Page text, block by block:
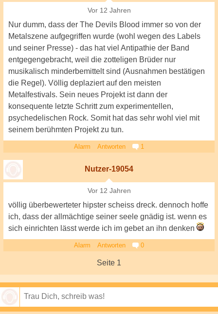
Vor 12 Jahren
Nur dumm, dass der The Devils Blood immer so von der
Metalszene aufgegriffen wurde (wohl wegen des Labels
und seiner Presse) - das hat viel Antipathie der Band
entgegengebracht, weil die zotteligen Brüder nur
musikalisch minderbemittelt sind (Ausnahmen bestätigen
die Regel). Völlig deplaziert auf den meisten
Metalfestivals. Sein neues Projekt ist dann der
konsequente letzte Schritt zum experimentellen,
psychedelischen Rock. Somit hat das sehr wohl viel mit
seinem berühmten Projekt zu tun.
Alarm Antworten 1
Nutzer-19054
Vor 12 Jahren
völlig überbewerteter hipster scheiss dreck. dennoch hoffe
ich, dass der allmächtige seiner seele gnädig ist. wenn es
sich einrichten lässt werde ich im gebet an ihn denken
Alarm Antworten 0
Seite 1